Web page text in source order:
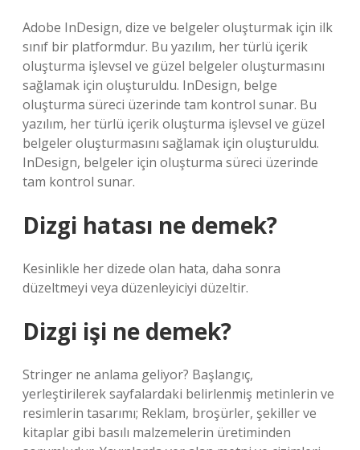
Adobe InDesign, dize ve belgeler oluşturmak için ilk
sınıf bir platformdur. Bu yazılım, her türlü içerik
oluşturma işlevsel ve güzel belgeler oluşturmasını
sağlamak için oluşturuldu. InDesign, belge
oluşturma süreci üzerinde tam kontrol sunar. Bu
yazılım, her türlü içerik oluşturma işlevsel ve güzel
belgeler oluşturmasını sağlamak için oluşturuldu.
InDesign, belgeler için oluşturma süreci üzerinde
tam kontrol sunar.
Dizgi hatası ne demek?
Kesinlikle her dizede olan hata, daha sonra
düzeltmeyi veya düzenleyiciyi düzeltir.
Dizgi işi ne demek?
Stringer ne anlama geliyor? Başlangıç,
yerleştirilerek sayfalardaki belirlenmiş metinlerin ve
resimlerin tasarımı; Reklam, broşürler, şekiller ve
kitaplar gibi basılı malzemelerin üretiminden